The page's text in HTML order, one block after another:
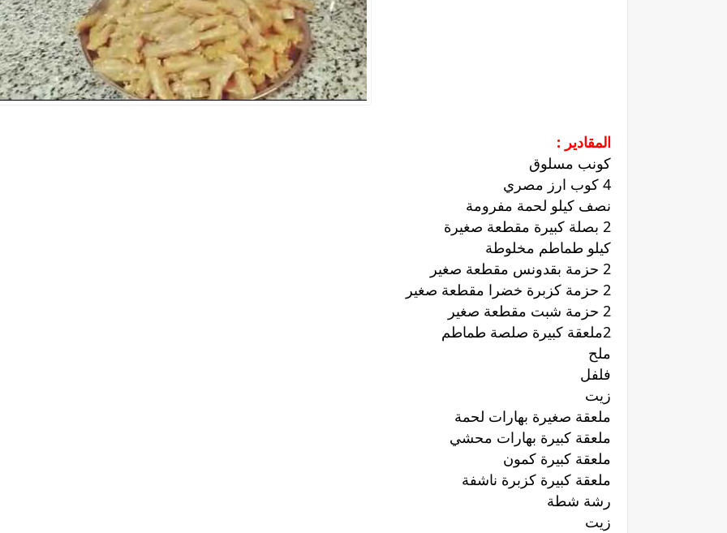
المقادير :
كونب مسلوق
4 كوب ارز مصري
نصف كيلو لحمة مفرومة
2 بصلة كبيرة مقطعة صغيرة
كيلو طماطم مخلوطة
2 حزمة بقدونس مقطعة صغير
2 حزمة كزبرة خضرا مقطعة صغير
2 حزمة شبت مقطعة صغير
2ملعقة كبيرة صلصة طماطم
ملح
فلفل
زيت
ملعقة صغيرة بهارات لحمة
ملعقة كبيرة بهارات محشي
ملعقة كبيرة كمون
ملعقة كبيرة كزبرة ناشفة
رشة شطة
زيت